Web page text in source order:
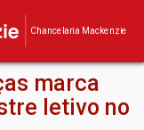
Chancelaria Mackenzie
marca
letivo no